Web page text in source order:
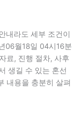
내라도 세부 조건이
06월18일 04시16분
료, 진행 절차, 사후
생길 수 있는 혼선
내용을 충분히 살펴